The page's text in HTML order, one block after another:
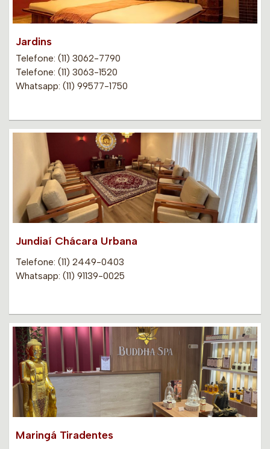
Jardins
Telefone: (11) 3062-7790
Telefone: (11) 3063-1520
Whatsapp: (11) 99577-1750
Jundiaí Chácara Urbana
Telefone: (11) 2449-0403
Whatsapp: (11) 91139-0025
Maringá Tiradentes